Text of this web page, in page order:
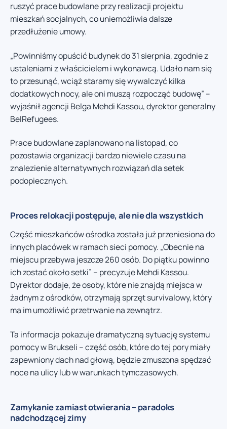
ruszyć prace budowlane przy realizacji projektu
mieszkań socjalnych, co uniemożliwia dalsze
przedłużenie umowy.
„Powinniśmy opuścić budynek do 31 sierpnia, zgodnie z
ustaleniami z właścicielem i wykonawcą. Udało nam się
to przesunąć, wciąż staramy się wywalczyć kilka
dodatkowych nocy, ale oni muszą rozpocząć budowę” –
wyjaśnił agencji Belga Mehdi Kassou, dyrektor generalny
BelRefugees.
Prace budowlane zaplanowano na listopad, co
pozostawia organizacji bardzo niewiele czasu na
znalezienie alternatywnych rozwiązań dla setek
podopiecznych.
Proces relokacji postępuje, ale nie dla wszystkich
Część mieszkańców ośrodka została już przeniesiona do
innych placówek w ramach sieci pomocy. „Obecnie na
miejscu przebywa jeszcze 260 osób. Do piątku powinno
ich zostać około setki” – precyzuje Mehdi Kassou.
Dyrektor dodaje, że osoby, które nie znajdą miejsca w
żadnym z ośrodków, otrzymają sprzęt survivalowy, który
ma im umożliwić przetrwanie na zewnątrz.
Ta informacja pokazuje dramatyczną sytuację systemu
pomocy w Brukseli – część osób, które do tej pory miały
zapewniony dach nad głową, będzie zmuszona spędzać
noce na ulicy lub w warunkach tymczasowych.
Zamykanie zamiast otwierania – paradoks
nadchodzącej zimy